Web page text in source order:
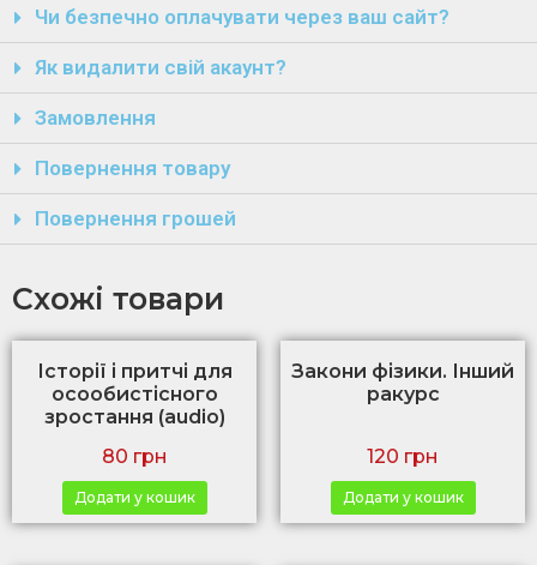
Чи безпечно оплачувати через ваш сайт?
Як видалити свій акаунт?
Замовлення
Повернення товару
Повернення грошей
Схожі товари
Історії і притчі для
осообистісного
зростання (audio)
80 грн
Додати у кошик
Закони фізики. Інший
ракурс
120 грн
Додати у кошик